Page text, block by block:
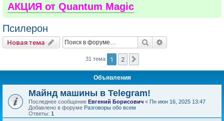
АКЦИЯ от Quantum Magic
Псилерон
Новая тема Поиск
31 тема 1 2
Объявления
Майнд машины в Telegram!
Последнее сообщение Евгений Борисович « Пн июн 16, 2025 13:47
Добавлено в форуме Разговоры обо всем
Ответы: 1